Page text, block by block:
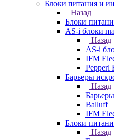
Блоки питания и
Назад
Блоки
AS-i блоки
Назад
AS-i
IFM
Pepperl
Барьеры
Назад
Balluff
IFM
Блоки
Назад